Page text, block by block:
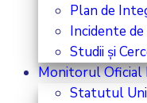
Plan de
Incidente
Studii și
Monitorul Oficial
Statutul